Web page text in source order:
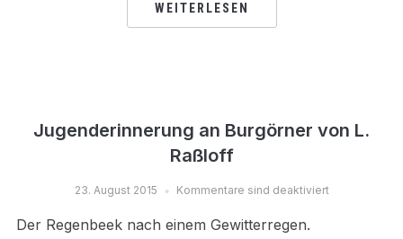
WEITERLESEN
Jugenderinnerung an Burgörner von L.
Raßloff
23. August 2015 Kommentare sind deaktiviert
Der Regenbeek nach einem Gewitterregen.